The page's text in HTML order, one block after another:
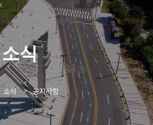
소식
소식 > 공지사항